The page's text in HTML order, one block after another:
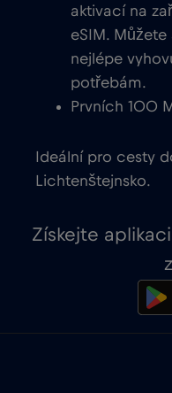
aktivací na
eSIM.
nejlépe
potřebám.
Prvních 100
Ideální pro cesty
Lichtenštejnsko.
Získejte